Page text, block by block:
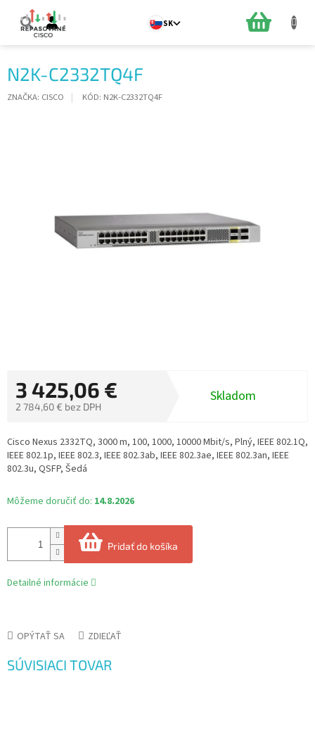
obsah
SK
N2K-C2332TQ4F
ZNAČKA: CISCO KÓD: N2K-C2332TQ4F
3 425,06 €
2 784,60 € bez DPH
cena:
Skladom
Môžeme doručiť do: 14.8.2026
Pridať do košíka
Cisco Nexus 2332TQ, 3000 m, 100, 1000, 10000 Mbit/s, Plný, IEEE 802.1Q,
IEEE 802.1p, IEEE 802.3, IEEE 802.3ab, IEEE 802.3ae, IEEE 802.3an, IEEE
802.3u, QSFP, Šedá
Detailné informácie
OPÝTAŤ SA ZDIEĽAŤ
SÚVISIACI TOVAR